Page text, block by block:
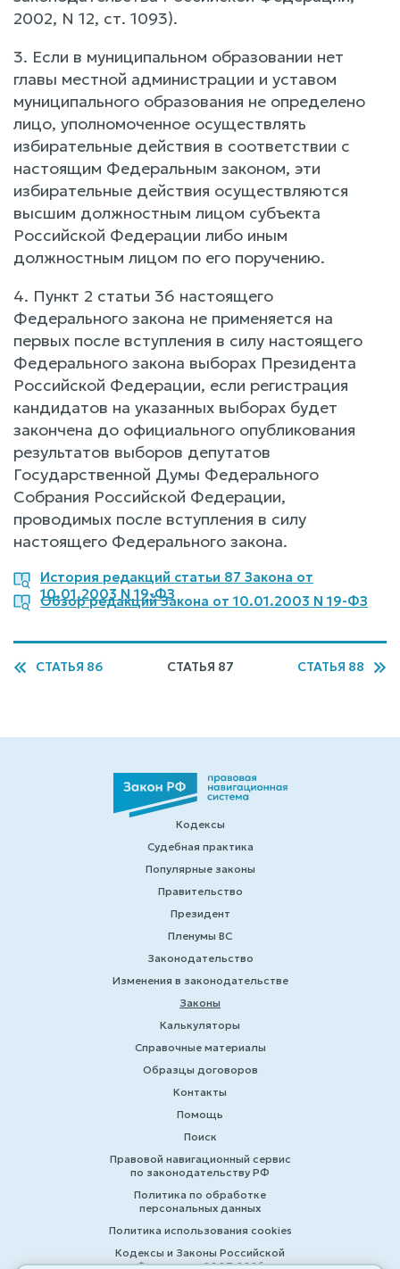
2002, N 12, ст. 1093).
3. Если в муниципальном образовании нет
главы местной администрации и уставом
муниципального образования не определено
лицо, уполномоченное осуществлять
избирательные действия в соответствии с
настоящим Федеральным законом, эти
избирательные действия осуществляются
высшим должностным лицом субъекта
Российской Федерации либо иным
должностным лицом по его поручению.
4. Пункт 2 статьи 36 настоящего
Федерального закона не применяется на
первых после вступления в силу настоящего
Федерального закона выборах Президента
Российской Федерации, если регистрация
кандидатов на указанных выборах будет
закончена до официального опубликования
результатов выборов депутатов
Государственной Думы Федерального
Собрания Российской Федерации,
проводимых после вступления в силу
настоящего Федерального закона.
История редакций статьи 87 Закона от
10.01.2003 N 19-ФЗ
Обзор редакций Закона от 10.01.2003 N 19-ФЗ
СТАТЬЯ 86 СТАТЬЯ 87 СТАТЬЯ 88
Кодексы
Судебная практика
Популярные законы
Правительство
Президент
Пленумы ВС
Законодательство
Изменения в законодательстве
Законы
Калькуляторы
Справочные материалы
Образцы договоров
Контакты
Помощь
Поиск
Правовой навигационный сервис
по законодательству РФ
Политика по обработке
персональных данных
Политика использования cookies
Кодексы и Законы Российской
Федерации 2007-2026